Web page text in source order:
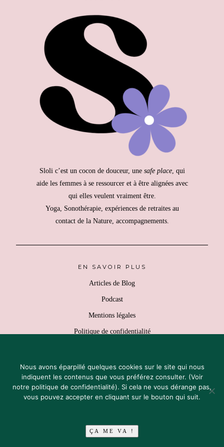
Sloli c’est un cocon de douceur, une safe place, qui
aide les femmes à se ressourcer et à être alignées avec
qui elles veulent vraiment être.
Yoga, Sonothérapie, expériences de retraites au
contact de la Nature, accompagnements.
EN SAVOIR PLUS
Articles de Blog
Podcast
Mentions légales
Politique de confidentialité
Conditions générales de vente
Nous avons éparpillé quelques cookies sur le site qui nous
indiquent les contenus que vous préférez consulter. (Voir
notre politique de confidentialité). Si cela ne vous dérange pas,
vous pouvez accepter en cliquant sur le bouton qui suit.
ÇA ME VA !